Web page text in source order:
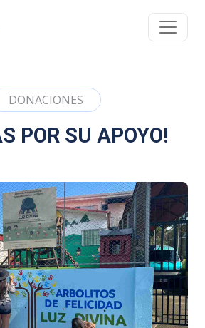
DONACIONES
POR SU APOYO!